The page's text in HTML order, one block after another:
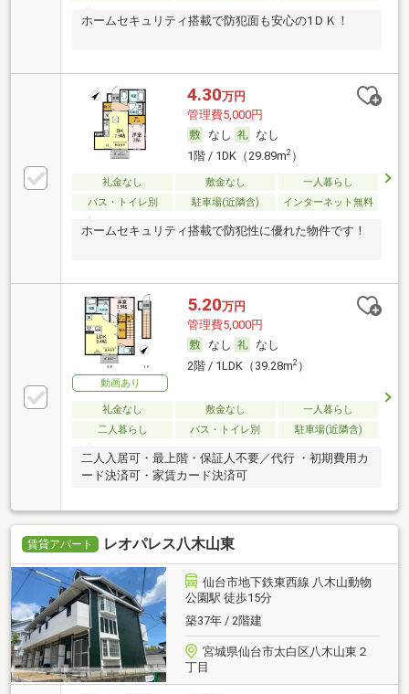
ホームセキュリティ搭載で防犯面も安心の1ＤＫ！
4.30万円
管理費5,000円
なし
なし
1階 / 1DK（29.89m2）
礼金なし 敷金なし
一人暮らし
バス・トイレ別
駐車場(近隣含) インターネット無料
ホームセキュリティ搭載で防犯性に優れた物件です！
動画あり
5.20万円
管理費5,000円
なし
なし
2階 / 1LDK（39.28m2）
礼金なし 敷金なし
一人暮らし
二人暮らし
バス・トイレ別 駐車場(近隣含)
二人入居可・最上階・保証人不要／代行 ・初期費用カ
ード決済可・家賃カード決済可
賃貸アパート レオパレス八木山東
仙台市地下鉄東西線 八木山動物
公園駅 徒歩15分
築37年 / 2階建
宮城県仙台市太白区八木山東２
丁目